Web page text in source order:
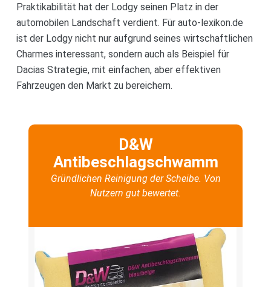
Praktikabilität hat der Lodgy seinen Platz in der
automobilen Landschaft verdient. Für auto-lexikon.de
ist der Lodgy nicht nur aufgrund seines wirtschaftlichen
Charmes interessant, sondern auch als Beispiel für
Dacias Strategie, mit einfachen, aber effektiven
Fahrzeugen den Markt zu bereichern.
D&W
Antibeschlagschwamm
Gründlichen Reinigung der Scheibe. Von
Nutzern gut bewertet.